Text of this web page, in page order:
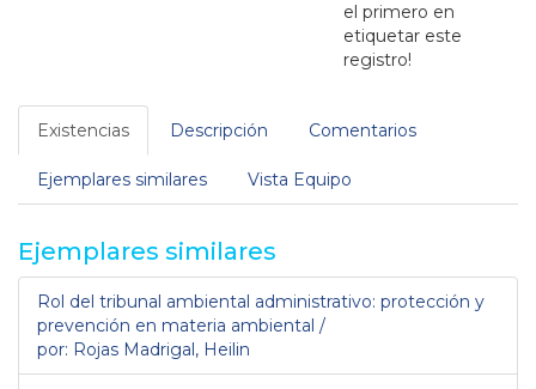
el primero en
etiquetar este
registro!
Existencias Descripción Comentarios
Ejemplares similares Vista Equipo
Ejemplares similares
Rol del tribunal ambiental administrativo: protección y
prevención en materia ambiental /
por: Rojas Madrigal, Heilin